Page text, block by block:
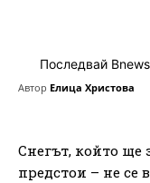
Последвай
Автор Елица Христова
Снегът, който ще
предстои – не се